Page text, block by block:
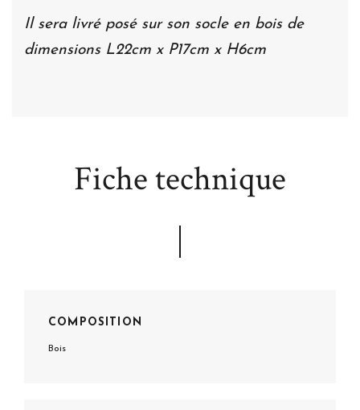
Il sera livré posé sur son socle en bois de
dimensions L22cm x P17cm x H6cm
Fiche technique
COMPOSITION
Bois